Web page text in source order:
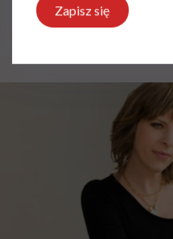
Paulina Dudek
Zapisz się